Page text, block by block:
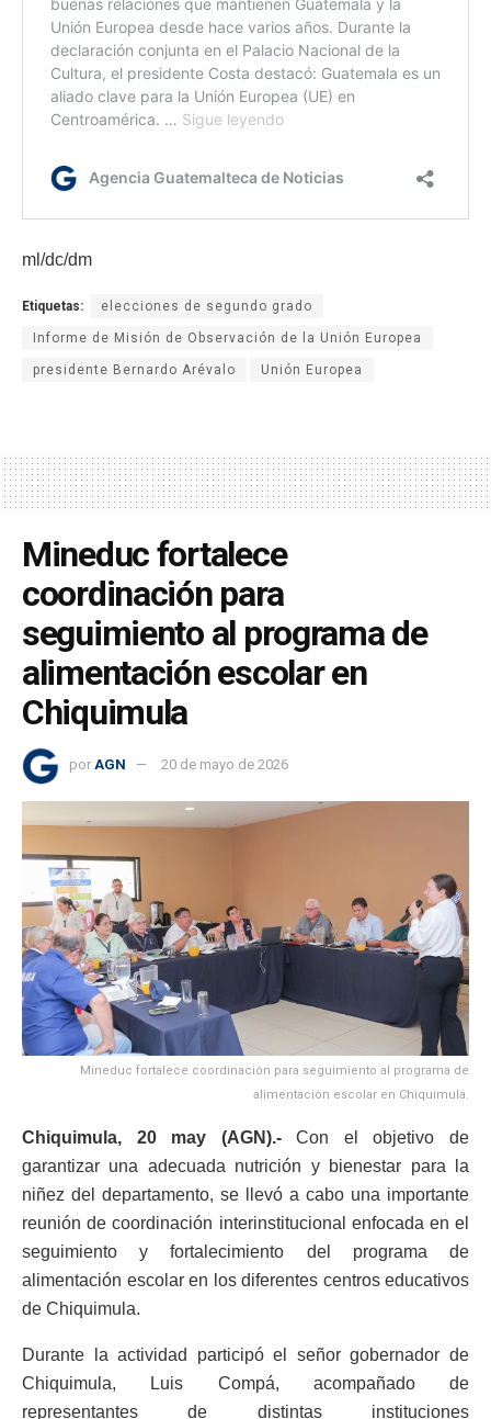
ml/dc/dm
Etiquetas: elecciones de segundo grado
Informe de Misión de Observación de la Unión Europea
presidente Bernardo Arévalo Unión Europea
Mineduc fortalece
coordinación para
seguimiento al programa de
alimentación escolar en
Chiquimula
por AGN 20 de mayo de 2026
Mineduc fortalece coordinación para seguimiento al programa de
alimentación escolar en Chiquimula.
Chiquimula, 20 may (AGN).-Con el objetivo de
garantizar una adecuada nutrición y bienestar para la
niñez del departamento, se llevó a cabo una importante
reunión de coordinación interinstitucional enfocada en el
seguimiento y fortalecimiento del programa de
alimentación escolar en los diferentes centros educativos
de Chiquimula.
Durante la actividad participó el señor gobernador de
Chiquimula, Luis Compá, acompañado de
representantes de distintas instituciones